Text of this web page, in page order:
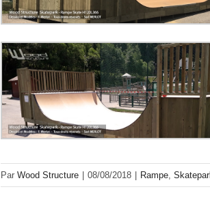
Par Wood Structure 08/08/2018 Rampe,